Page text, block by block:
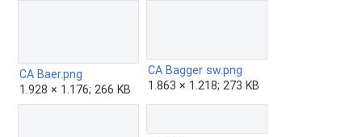
CA Baer.png
1.928 × 1.176; 266 KB
CA Bagger sw.png
1.863 × 1.218; 273 KB